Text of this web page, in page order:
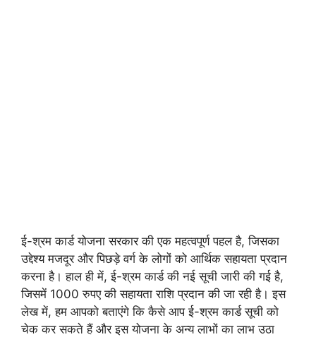
ई-श्रम कार्ड योजना सरकार की एक महत्वपूर्ण पहल है, जिसका
उद्देश्य मजदूर और पिछड़े वर्ग के लोगों को आर्थिक सहायता प्रदान
करना है। हाल ही में, ई-श्रम कार्ड की नई सूची जारी की गई है,
जिसमें 1000 रुपए की सहायता राशि प्रदान की जा रही है। इस
लेख में, हम आपको बताएंगे कि कैसे आप ई-श्रम कार्ड सूची को
चेक कर सकते हैं और इस योजना के अन्य लाभों का लाभ उठा